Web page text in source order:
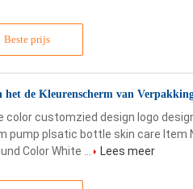
Beste prijs
de Kleurenscherm van
customzied design logo
pump plsatic bottle skin care Item
Color White ...
Lees meer